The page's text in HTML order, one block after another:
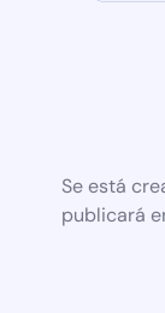
Se está
publicará